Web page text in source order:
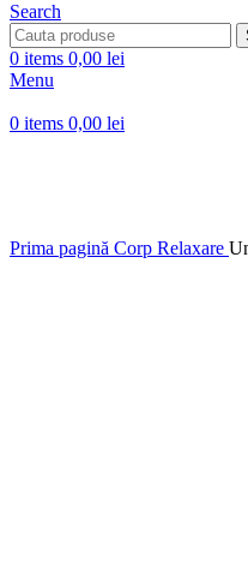
Search
0 items 0,00 lei
Menu
0 items 0,00 lei
Prima pagină Corp Relaxare